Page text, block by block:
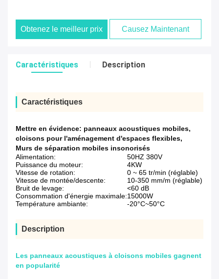
Obtenez le meilleur prix Causez Maintenant
Caractéristiques Description
Caractéristiques
Mettre en évidence: panneaux acoustiques mobiles,
cloisons pour l'aménagement d'espaces flexibles,
Murs de séparation mobiles insonorisés
Alimentation:
50HZ 380V
Puissance du moteur:
4KW
Vitesse de rotation:
0 ~ 65 tr/min (réglable)
Vitesse de montée/descente:
10-350 mm/m (réglable)
Bruit de levage:
<60 dB
Consommation d'énergie maximale:15000W
Température ambiante:
-20°C~50°C
Description
Les panneaux acoustiques à cloisons mobiles gagnent
en popularité